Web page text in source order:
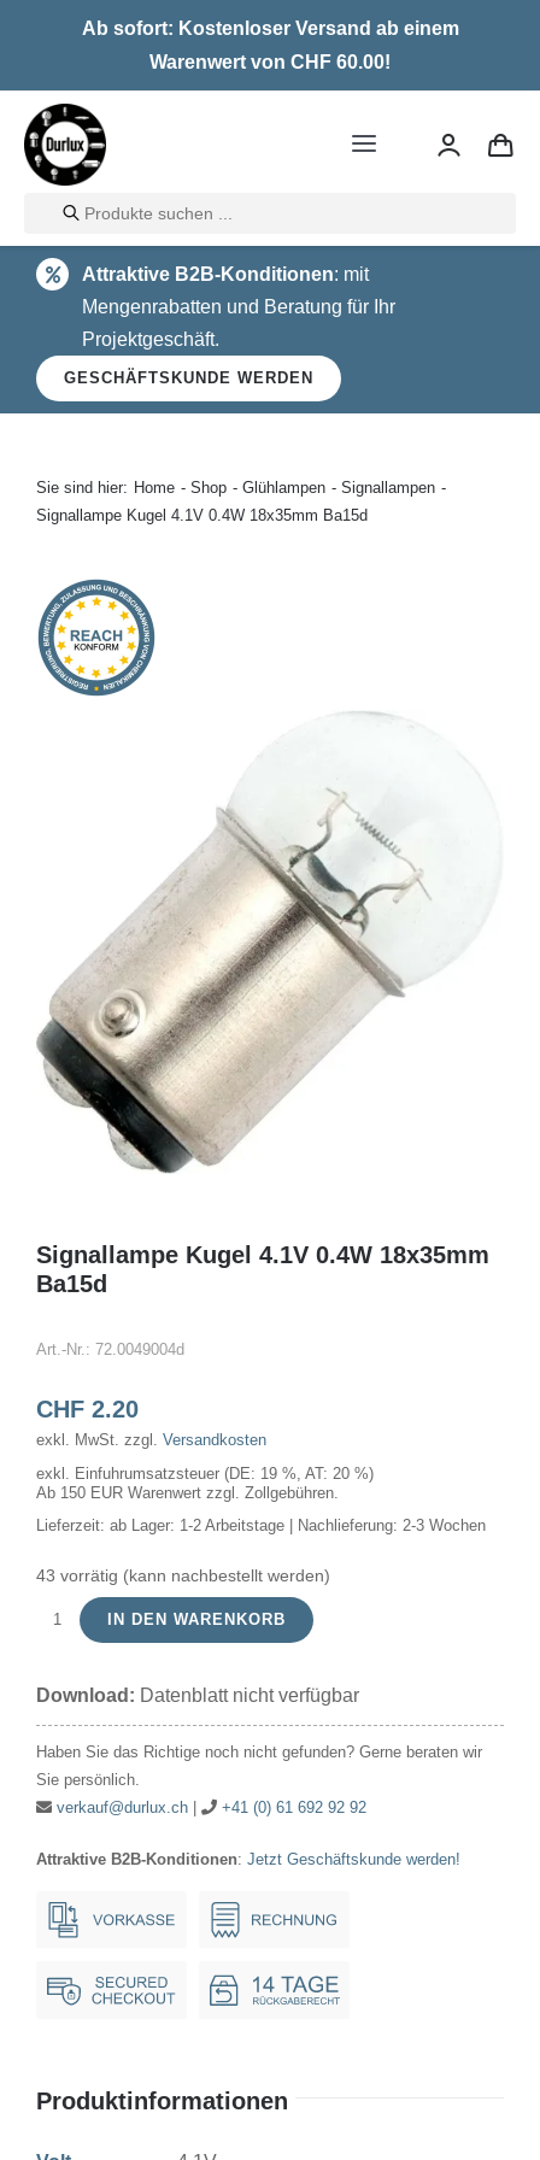
Ab sofort: Kostenloser Versand ab einem
Warenwert von CHF 60.00!
Toggle
Home
LED
Halogen
Glühlampen
Kontakt
Products
search
Attraktive B2B-Konditionen: mit
Mengenrabatten und Beratung für Ihr
Projektgeschäft.
GESCHÄFTSKUNDE WERDEN
Sie sind hier: Home Shop Glühlampen
Signallampen
Signallampe Kugel 4.1V 0.4W 18x35mm Ba15d
Signallampe Kugel 4.1V 0.4W 18x35mm
Ba15d
Art.-Nr.: 72.0049004d
CHF2.20
exkl. MwSt. zzgl. Versandkosten
exkl. Einfuhrumsatzsteuer (DE: 19 %, AT: 20 %)
Ab 150 EUR Warenwert zzgl. Zollgebühren.
Lieferzeit: ab Lager: 1-2 Arbeitstage | Nachlieferung: 2-3 Wochen
43 vorrätig (kann nachbestellt werden)
Signallampe
4.1V
18x35mm
Ba15d
IN DEN WARENKORB
Download: Datenblatt nicht verfügbar
Haben Sie das Richtige noch nicht gefunden? Gerne beraten wir
Sie persönlich.
verkauf@durlux.ch| +41 (0) 61 692 92 92
Attraktive B2B-Konditionen: Jetzt Geschäftskunde werden!
Produktinformationen